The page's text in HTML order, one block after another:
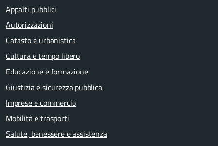
Appalti pubblici
Autorizzazioni
Catasto e urbanistica
Cultura e tempo libero
Educazione e formazione
Giustizia e sicurezza pubblica
Imprese e commercio
Mobilità e trasporti
Salute, benessere e assistenza